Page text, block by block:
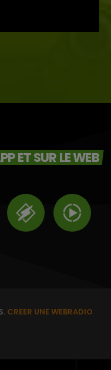
ET SUR LE WEB
CREER UNE WEBRADIO